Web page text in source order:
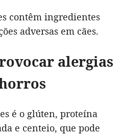
contêm ingredientes
adversas em cães.
alergias
é o glúten, proteína
e centeio, que pode